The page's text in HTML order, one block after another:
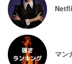
マン